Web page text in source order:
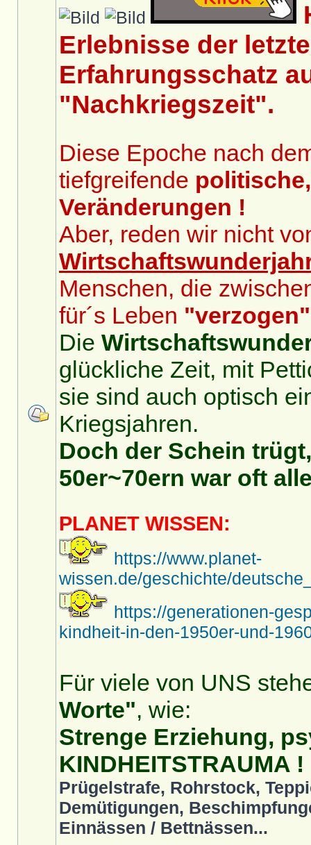
Erlebnisse der
Erfahrungsschatz
"Nachkriegszeit".
Diese Epoche nach
tiefgreifende
Veränderungen !
Aber, reden wir nicht
Menschen, die
für´s Leben "verzogen"
Die
glückliche Zeit, mit
sie sind auch optisch
Kriegsjahren.
Doch der Schein
50er~70ern war oft
PLANET WISSEN:
https://www.planet-
wissen.de/geschichte/
https://generationen-
kindheit-in-den-1950er-und-
Für viele von UNS
Worte", wie:
Strenge Erziehung,
KINDHEITSTRAUMA !
Prügelstrafe, Rohrstock,
Demütigungen,
Einnässen / Bettnässen...